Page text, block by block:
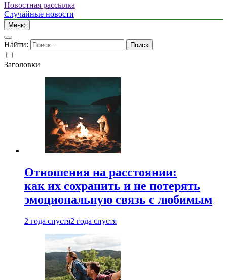
Новостная рассылка
Случайные новости
Меню
Найти:
Заголовки
Отношения на расстоянии:
как их сохранить и не потерять
эмоциональную связь с любимым
2 года спустя2 года спустя